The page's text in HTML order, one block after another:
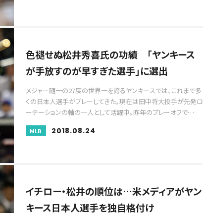
色褪せぬ松井秀喜氏の功績 「ヤンキース
が手放すのが早すぎた選手」に選出
メジャー随一の27度の世界一を誇るヤンキースでは、これまで多
くの日本人選手がプレーしてきた。現在は田中将大投手が先発ロ
ーテーションの軸の一人として活躍中。昨年のプレーオフで…
MLB 2018.08.24
イチロー・松井の順位は…米メディアがヤン
キース日本人選手を独自格付け